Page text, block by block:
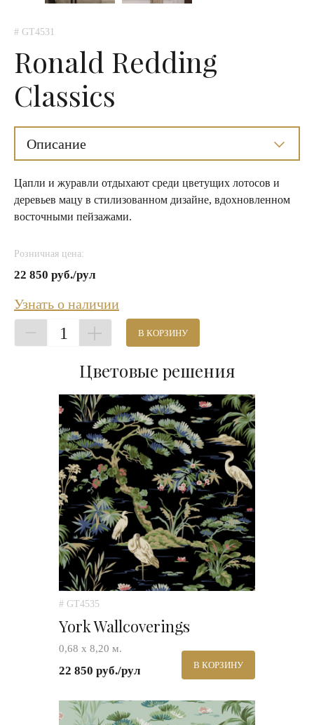
# GT4531
Ronald Redding
Classics
Описание
Цапли и журавли отдыхают среди цветущих лотосов и
деревьев мацу в стилизованном дизайне, вдохновленном
восточными пейзажами.
Розничная цена:
22 850 руб./рул
Узнать о наличии
1 В КОРЗИНУ
Цветовые решения
# GT4535
York Wallcoverings
0,68 х 8,20 м.
22 850 руб./рул В КОРЗИНУ